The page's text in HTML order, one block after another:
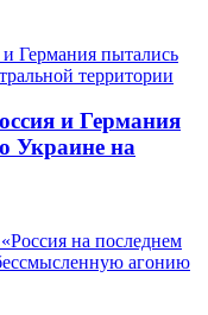
и Германия
Украине на